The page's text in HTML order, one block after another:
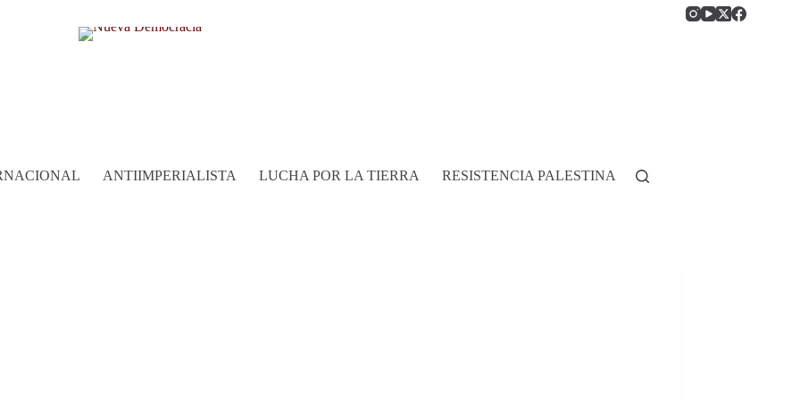
ANTIIMPERIALISTA LUCHA POR LA TIERRA RESISTENCIA PALESTINA HISTORIA DE